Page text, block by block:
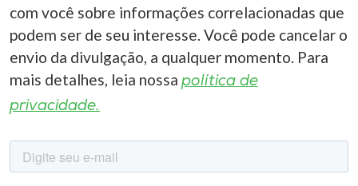
com você sobre informações correlacionadas que
podem ser de seu interesse. Você pode cancelar o
envio da divulgação, a qualquer momento. Para
mais detalhes, leia nossa política de
privacidade.